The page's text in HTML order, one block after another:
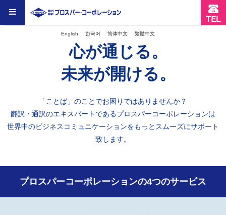
English 한국어 简体中文 繁體中文
心が通じる。
未来が開ける。
「ことば」のことでお困りではありませんか？
翻訳・通訳のエキスパートであるプロスパーコーポレーションは
世界中のビジネスコミュニケーションをもっとスムーズにサポート
致します。
プロスパーコーポレーションの4つのサービス